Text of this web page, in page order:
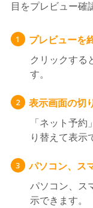
目をプレビュー確
1
プレビューを
クリックする
す。
2
表示画面の切
「ネット予
り替えて表示
3
パソコン、ス
パソコン、ス
示できます。